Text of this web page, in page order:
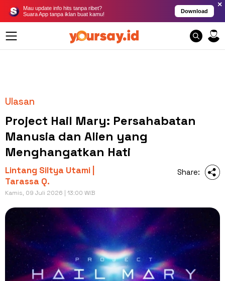
Mau update info hits tanpa ribet?
Suara App tanpa iklan buat kamu!
Download
×
Ulasan
Project Hail Mary: Persahabatan
Manusia dan Alien yang
Menghangatkan Hati
Lintang Siltya Utami |
Tarassa Q.
Kamis, 09 Juli 2026 | 13:00 WIB
Share: